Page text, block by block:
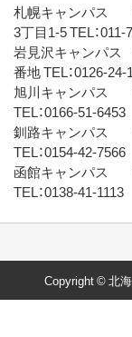
札幌キャンパス
3丁目1-5 TEL：
岩見沢キャンパス
番地 TEL：0126-24-
旭川キャンパス
TEL：0166-51-6453
釧路キャンパス
TEL：0154-42-7566
函館キャンパス
TEL：0138-41-1113
Copyright © 北